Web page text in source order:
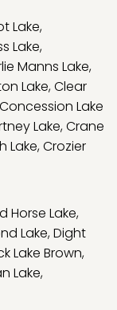
Lake,
Lake,
Manns Lake,
Lake,Clear
Concession Lake
Lake,Crane
Lake,Crozier
Horse Lake,
Lake,Dight
Lake Brown,
Lake,